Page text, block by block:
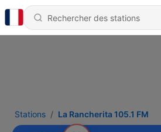
Stations La Rancherita 105.1 FM